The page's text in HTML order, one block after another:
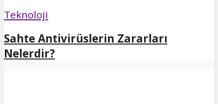
Teknoloji
Sahte Antivirüslerin Zararları
Nelerdir?